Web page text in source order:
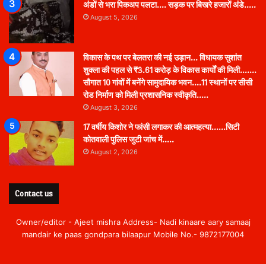
अंडों से भरा पिकअप पलटा…. सड़क पर बिखरे हजारों अंडे…..
August 5, 2026
विकास के पथ पर बेलतरा की नई उड़ान… विधायक सुशांत
शुक्ला की पहल से ₹3.61 करोड़ के विकास कार्यों की मिली…….
सौगात 10 गांवों में बनेंगे सामुदायिक भवन….11 स्थानों पर सीसी
रोड निर्माण को मिली प्रशासनिक स्वीकृति…..
August 3, 2026
17 वर्षीय किशोर ने फांसी लगाकर की आत्महत्या……सिटी
कोतवाली पुलिस जुटी जांच में…..
August 2, 2026
Contact us
Owner/editor - Ajeet mishra Address- Nadi kinaare aary samaaj
mandair ke paas gondpara bilaapur Mobile No.- 9872177004